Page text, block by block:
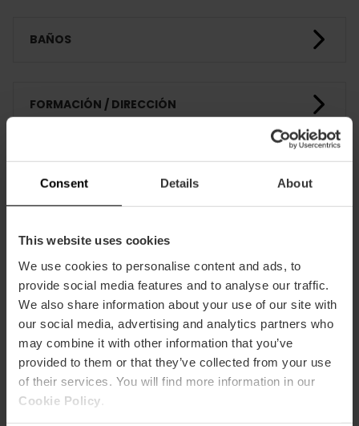
Consent Details About
This website uses cookies
We use cookies to personalise content and ads, to
provide social media features and to analyse our traffic.
We also share information about your use of our site with
our social media, advertising and analytics partners who
may combine it with other information that you’ve
provided to them or that they’ve collected from your use
of their services. You will find more information in our
Cookie Policy
BAÑOS
FORMACIÓN / DIRECCIÓN
Cómo llegar
Calle del pintor Salvador Abril, 28